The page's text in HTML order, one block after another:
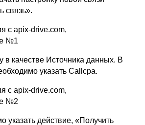
связь».
в качестве Источника данных. В
указать Callcpa.
указать действие, «Получить